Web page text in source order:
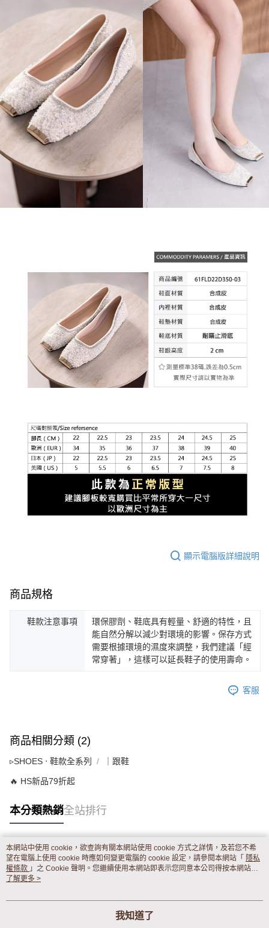
顯示電腦版詳細說明
商品規格
鞋款注意事項
環保膠劑、鞋底具有輕量、舒適的特性，且
能自然分解以減少對環境的影響。保存方式
需要根據環境的濕度來調整，我們建議「經
常穿著」，這樣可以延長鞋子的使用壽命。
客服
商品相關分類 (2)
▹SHOES ‧ 鞋款全系列 ｜跟鞋
🔥 HS新品79折起
本分類熱銷全站排行
熱門標籤
本網站中使用 cookie，欲查詢有關本網站使用 cookie 方式之詳情，及若您不希
望在電腦上使用 cookie 時應如何變更電腦的 cookie 設定，請參閱本網站「 隱私
權條款 」之 Cookie 聲明。您繼續使用本網站即表示您同意本公司得按本網站使
用條款之 Cookie 聲明使用 cookie。
了解更多 >
我知道了